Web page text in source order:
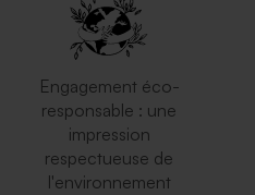
Engagement éco-
responsable : une
impression
respectueuse de
l'environnement